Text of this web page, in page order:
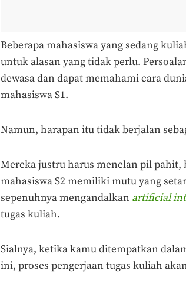
Beberapa mahasiswa yang sedang
untuk alasan yang tidak perlu.
dewasa dan dapat memahami cara
mahasiswa S1.
Namun, harapan itu tidak berjalan
Mereka justru harus menelan pil pahit,
mahasiswa S2 memiliki mutu yang
sepenuhnya mengandalkan artificial
tugas kuliah.
Sialnya, ketika kamu ditempatkan
ini, proses pengerjaan tugas kuliah